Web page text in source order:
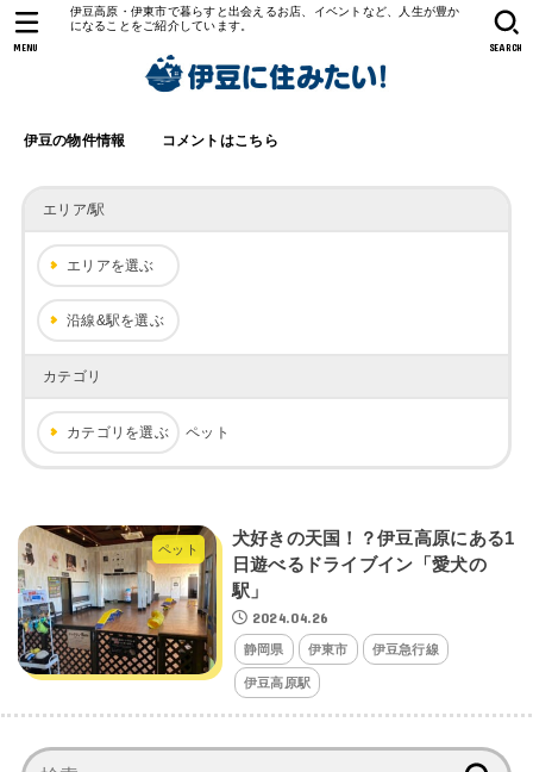
伊豆高原・伊東市で暮らすと出会えるお店、イベントなど、人生が豊か
になることをご紹介しています。
伊豆の物件情報 コメントはこちら
SEARCH
MENU
エリア/駅
エリアを選ぶ
沿線&駅を選ぶ
カテゴリ
カテゴリを選ぶ ペット
ペット
犬好きの天国！？伊豆高原にある1
日遊べるドライブイン「愛犬の
駅」
2024.04.26
静岡県 伊東市 伊豆急行線
伊豆高原駅